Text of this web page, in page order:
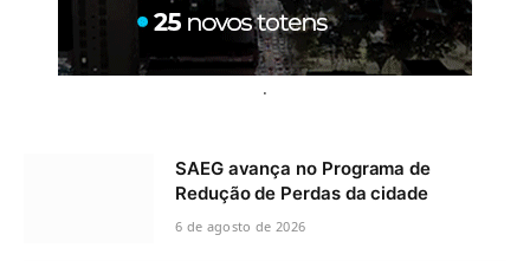
.
SAEG avança no Programa de
Redução de Perdas da cidade
6 de agosto de 2026